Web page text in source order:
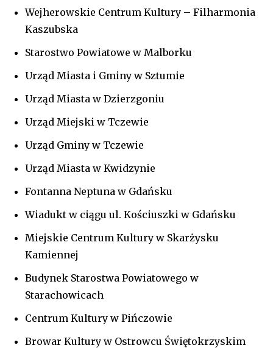
Wejherowskie Centrum Kultury – Filharmonia
Kaszubska
Starostwo Powiatowe w Malborku
Urząd Miasta i Gminy w Sztumie
Urząd Miasta w Dzierzgoniu
Urząd Miejski w Tczewie
Urząd Gminy w Tczewie
Urząd Miasta w Kwidzynie
Fontanna Neptuna w Gdańsku
Wiadukt w ciągu ul. Kościuszki w Gdańsku
Miejskie Centrum Kultury w Skarżysku
Kamiennej
Budynek Starostwa Powiatowego w
Starachowicach
Centrum Kultury w Pińczowie
Browar Kultury w Ostrowcu Świętokrzyskim